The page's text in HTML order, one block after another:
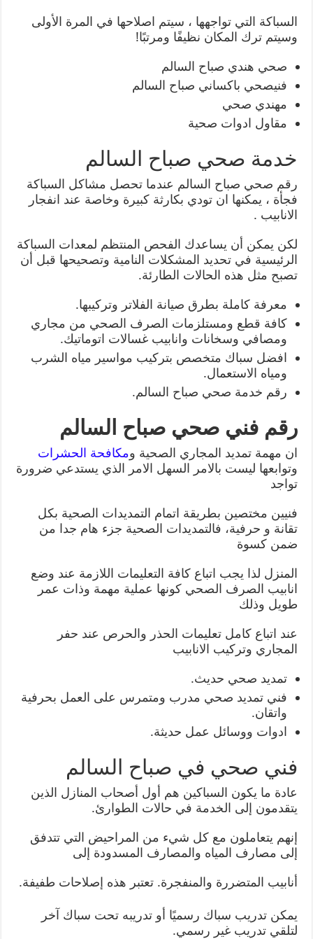
السباكة التي تواجهها ، سيتم اصلاحها في المرة الأولى
وسيتم ترك المكان نظيفًا ومرتبًا!
صحي هندي صباح السالم
فنيصحي باكساني صباح السالم
مهندي صحي
مقاول ادوات صحية
خدمة صحي صباح السالم
رقم صحي صباح السالم عندما تحصل مشاكل السباكة
فجأة ، يمكنها ان تودي بكارثة كبيرة وخاصة عند انفجار
الانابيب .
لكن يمكن أن يساعدك الفحص المنتظم لمعدات السباكة
الرئيسية في تحديد المشكلات النامية وتصحيحها قبل أن
تصبح مثل هذه الحالات الطارئة.
معرفة كاملة بطرق صيانة الفلاتر وتركيبها.
كافة قطع ومستلزمات الصرف الصحي من مجاري
ومصافي وسخانات وانابيب غسالات اتوماتيك.
افضل سباك متخصص بتركيب مواسير مياه الشرب
ومياه الاستعمال.
رقم خدمة صحي صباح السالم.
رقم فني صحي صباح السالم
ان مهمة تمديد المجاري الصحية ومكافحة الحشرات
وتوابعها ليست بالامر السهل الامر الذي يستدعي ضرورة
تواجد
فنيين مختصين بطريقة اتمام التمديدات الصحية بكل
تقانة و حرفية، فالتمديدات الصحية جزء هام جدا من
ضمن كسوة
المنزل لذا يجب اتباع كافة التعليمات اللازمة عند وضع
انابيب الصرف الصحي كونها عملية مهمة وذات عمر
طويل وذلك
عند اتباع كامل تعليمات الحذر والحرص عند حفر
المجاري وتركيب الانابيب
تمديد صحي حديث.
فني تمديد صحي مدرب ومتمرس على العمل بحرفية
واتقان.
ادوات ووسائل عمل حديثة.
فني صحي في صباح السالم
عادة ما يكون السباكين هم أول أصحاب المنازل الذين
يتقدمون إلى الخدمة في حالات الطوارئ.
إنهم يتعاملون مع كل شيء من المراحيض التي تتدفق
إلى مصارف المياه والمصارف المسدودة إلى
أنابيب المتضررة والمنفجرة. تعتبر هذه إصلاحات طفيفة.
يمكن تدريب سباك رسميًا أو تدريبه تحت سباك آخر
لتلقي تدريب غير رسمي.